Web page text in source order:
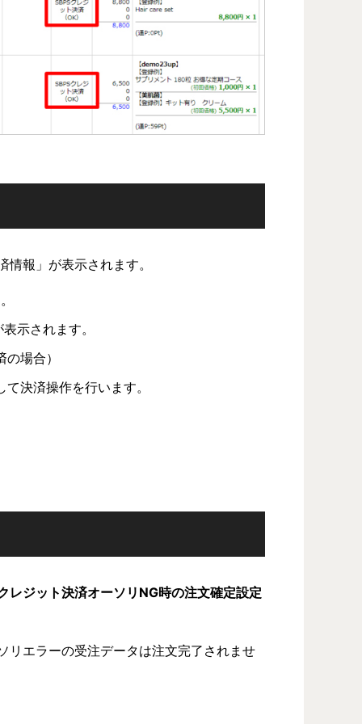
報」が表示されます。
示されます。
場合）
決済操作を行います。
レジット決済オーソリNG時の注文確定設定
リエラーの受注データは注文完了されませ